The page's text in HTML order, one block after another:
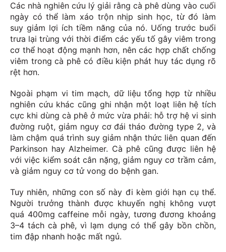
Các nhà nghiên cứu lý giải rằng cà phê dùng vào cuối
ngày có thể làm xáo trộn nhịp sinh học, từ đó làm
suy giảm lợi ích tiềm năng của nó. Uống trước buổi
trưa lại trùng với thời điểm các yếu tố gây viêm trong
cơ thể hoạt động mạnh hơn, nên các hợp chất chống
viêm trong cà phê có điều kiện phát huy tác dụng rõ
rệt hơn.
Ngoài phạm vi tim mạch, dữ liệu tổng hợp từ nhiều
nghiên cứu khác cũng ghi nhận một loạt liên hệ tích
cực khi dùng cà phê ở mức vừa phải: hỗ trợ hệ vi sinh
đường ruột, giảm nguy cơ đái tháo đường type 2, và
làm chậm quá trình suy giảm nhận thức liên quan đến
Parkinson hay Alzheimer. Cà phê cũng được liên hệ
với việc kiểm soát cân nặng, giảm nguy cơ trầm cảm,
và giảm nguy cơ tử vong do bệnh gan.
Tuy nhiên, những con số này đi kèm giới hạn cụ thể.
Người trưởng thành được khuyến nghị không vượt
quá 400mg caffeine mỗi ngày, tương đương khoảng
3–4 tách cà phê, vì lạm dụng có thể gây bồn chồn,
tim đập nhanh hoặc mất ngủ.